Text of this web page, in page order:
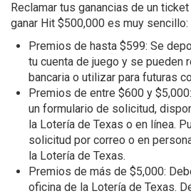
Reclamar tus ganancias de un
ganar Hit $500,000 es muy sencillo:
Premios de hasta $599: Se
tu cuenta de juego y se pueden
bancaria o utilizar para futuras
Premios de entre $600 y
un formulario de solicitud,
la Lotería de Texas o en línea.
solicitud por correo o en
la Lotería de Texas.
Premios de más de $5,000:
oficina de la Lotería de Texas.